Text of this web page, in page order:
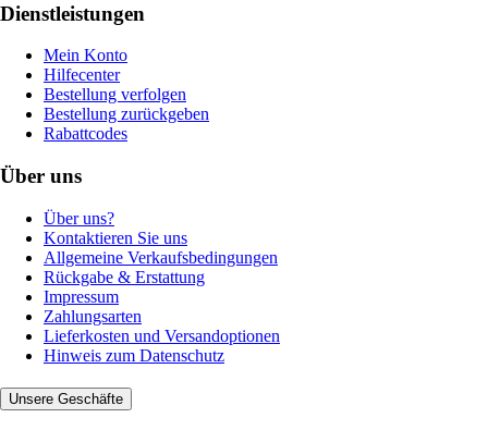
Dienstleistungen
Mein Konto
Hilfecenter
Bestellung verfolgen
Bestellung zurückgeben
Rabattcodes
Über uns
Über uns?
Kontaktieren Sie uns
Allgemeine Verkaufsbedingungen
Rückgabe & Erstattung
Impressum
Zahlungsarten
Lieferkosten und Versandoptionen
Hinweis zum Datenschutz
Unsere Geschäfte